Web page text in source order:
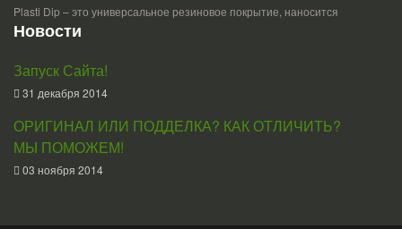
Plasti Dip – это универсальное резиновое покрытие, наносится
Новости
Запуск Сайта!
31 декабря 2014
ОРИГИНАЛ ИЛИ ПОДДЕЛКА? КАК ОТЛИЧИТЬ?
МЫ ПОМОЖЕМ!
03 ноября 2014